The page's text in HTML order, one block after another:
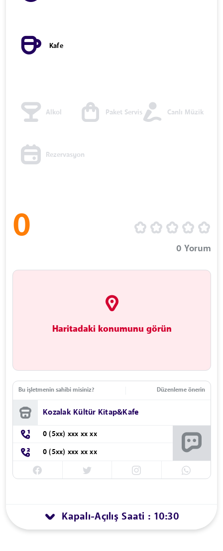
Kafe
Alkol Paket Servis Canlı Müzik
Rezervasyon
0
0 Yorum
Haritadaki konumunu görün
Bu işletmenin sahibi misiniz? Düzenleme önerin
Kozalak Kültür Kitap&Kafe
0 (5xx) xxx xx xx
0 (5xx) xxx xx xx
Kapalı-Açılış Saati : 10:30